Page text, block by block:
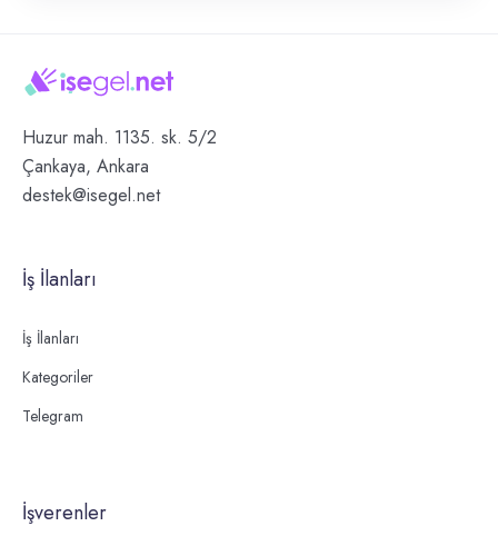
Huzur mah. 1135. sk. 5/2
Çankaya, Ankara
destek@isegel.net
İş İlanları
İş İlanları
Kategoriler
Telegram
İşverenler